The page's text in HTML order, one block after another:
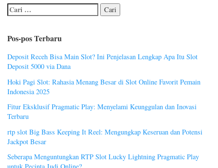
Pos-pos Terbaru
Deposit Receh Bisa Main Slot? Ini Penjelasan Lengkap Apa Itu Slot
Deposit 5000 via Dana
Hoki Pagi Slot: Rahasia Menang Besar di Slot Online Favorit Pemain
Indonesia 2025
Fitur Eksklusif Pragmatic Play: Menyelami Keunggulan dan Inovasi
Terbaru
rtp slot Big Bass Keeping It Reel: Mengungkap Keseruan dan Potensi
Jackpot Besar
Seberapa Menguntungkan RTP Slot Lucky Lightning Pragmatic Play